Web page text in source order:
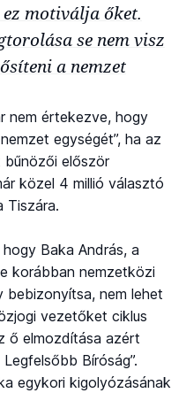
motiválja őket.
se nem visz
a nemzet
nem értekezve, hogy
egységét”, ha az
bűnözői először
közel 4 millió választó
Tiszára.
Baka András, a
korábban nemzetközi
bebizonyítsa, nem lehet
vezetőket ciklus
ő elmozdítása azért
Bíróság”.
egykori kigolyózásának